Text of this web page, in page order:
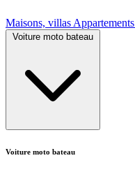
Maisons, villas Appartements
Voiture moto bateau
Voiture moto bateau